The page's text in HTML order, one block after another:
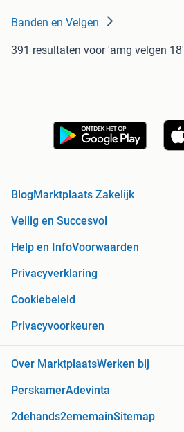
Banden en Velgen
391 resultaten voor 'amg velgen 18'
BlogMarktplaats Zakelijk
Veilig en Succesvol
Help en InfoVoorwaarden
Privacyverklaring
Cookiebeleid
Privacyvoorkeuren
Over MarktplaatsWerken bij
PerskamerAdevinta
2dehands2ememainSitemap